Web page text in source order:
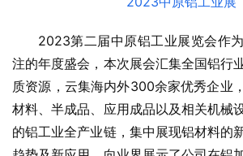
2023第二届中原铝工业展览会作
注的年度盛会，本次展会汇集全国铝行
质资源，云集海内外300余家优秀企业
材料、半成品、应用成品以及相关机械
的铝工业全产业链，集中展现铝材料的